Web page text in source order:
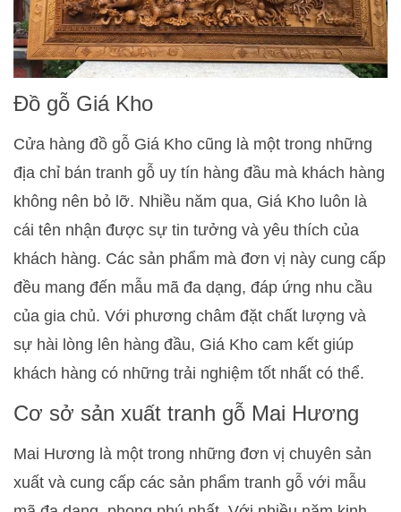
Đồ gỗ Giá Kho
Cửa hàng đồ gỗ Giá Kho cũng là một trong những
địa chỉ bán tranh gỗ uy tín hàng đầu mà khách hàng
không nên bỏ lỡ. Nhiều năm qua, Giá Kho luôn là
cái tên nhận được sự tin tưởng và yêu thích của
khách hàng. Các sản phẩm mà đơn vị này cung cấp
đều mang đến mẫu mã đa dạng, đáp ứng nhu cầu
của gia chủ. Với phương châm đặt chất lượng và
sự hài lòng lên hàng đầu, Giá Kho cam kết giúp
khách hàng có những trải nghiệm tốt nhất có thể.
Cơ sở sản xuất tranh gỗ Mai Hương
Mai Hương là một trong những đơn vị chuyên sản
xuất và cung cấp các sản phẩm tranh gỗ với mẫu